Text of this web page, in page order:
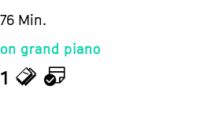
Min.
grand piano
TicketsCalendar